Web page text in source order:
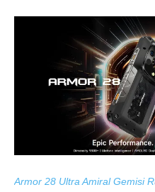
Armor 28 Ultra Amiral Gemisi